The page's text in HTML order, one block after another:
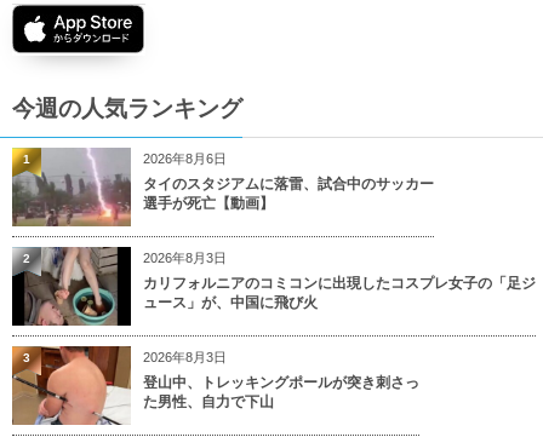
今週の人気ランキング
2026年8月6日
タイのスタジアムに落雷、試合中のサッカー
選手が死亡【動画】
1
2026年8月3日
カリフォルニアのコミコンに出現したコスプレ女子の「足ジ
ュース」が、中国に飛び火
2
2026年8月3日
登山中、トレッキングポールが突き刺さっ
た男性、自力で下山
3